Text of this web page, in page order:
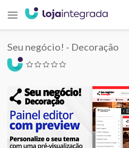
Seu negócio! - Decoração